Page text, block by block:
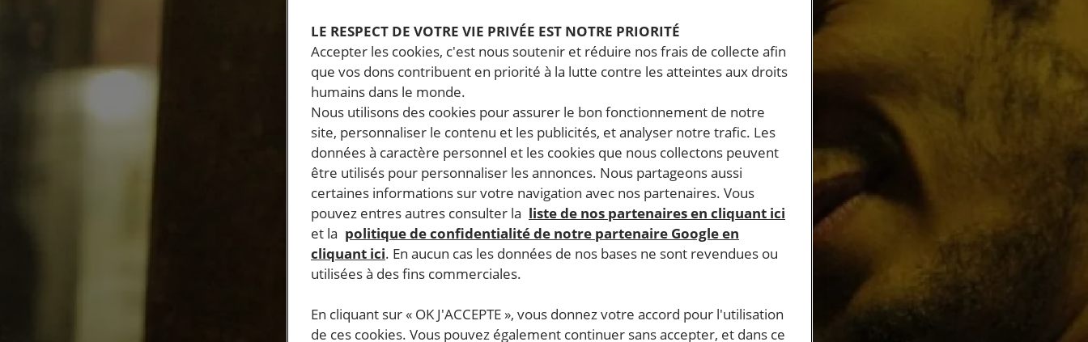
LE RESPECT DE VOTRE VIE PRIVÉE EST NOTRE PRIORITÉ
Accepter les cookies, c'est nous soutenir et réduire nos frais de collecte afin
que vos dons contribuent en priorité à la lutte contre les atteintes aux droits
humains dans le monde.
Nous utilisons des cookies pour assurer le bon fonctionnement de notre
site, personnaliser le contenu et les publicités, et analyser notre trafic. Les
données à caractère personnel et les cookies que nous collectons peuvent
être utilisés pour personnaliser les annonces. Nous partageons aussi
certaines informations sur votre navigation avec nos partenaires. Vous
pouvez entres autres consulter la liste de nos partenaires en cliquant ici
et la politique de confidentialité de notre partenaire Google en
cliquant ici. En aucun cas les données de nos bases ne sont revendues ou
utilisées à des fins commerciales.
En cliquant sur « OK J'ACCEPTE », vous donnez votre accord pour l'utilisation
de ces cookies. Vous pouvez également continuer sans accepter, et dans ce